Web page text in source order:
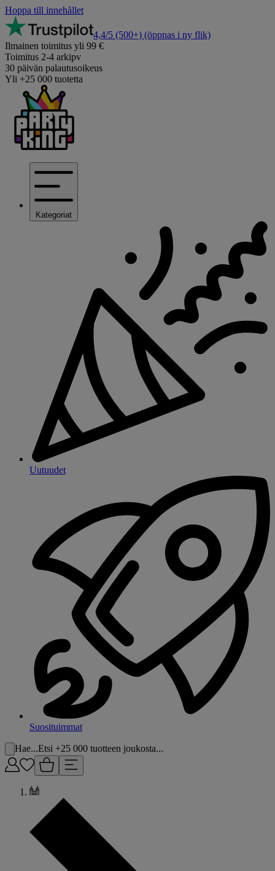
Hoppa till innehållet
4,4/5 (500+) (öppnas i ny flik)
Ilmainen toimitus yli 99 €
Toimitus 2-4 arkipv
30 päivän palautusoikeus
Yli +25 000 tuotetta
Kategoriat
Uutuudet
Suosituimmat
Hae...Etsi +25 000 tuotteen joukosta...